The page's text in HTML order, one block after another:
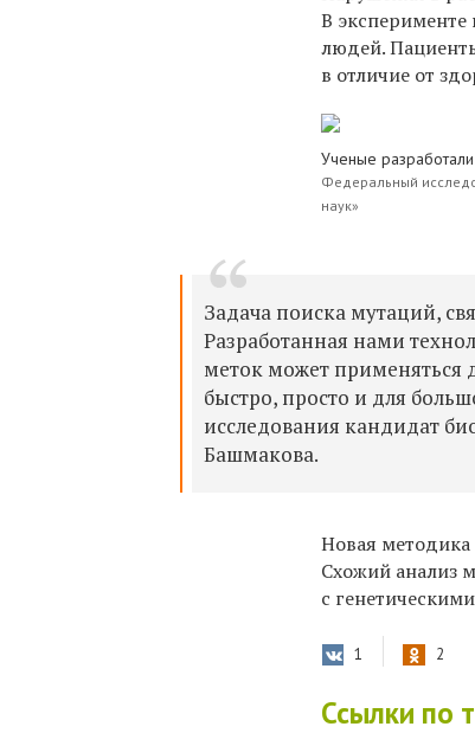
В эксперименте
людей.
в отличие от
Ученые
Федеральный
наук»
Задача поиска мутаций,
Разработанная нами
меток может применяться
быстро, просто и для
исследования кандидат
Башмакова.
Новая методика
Схожий анализ
с
1 2
Ссылки по